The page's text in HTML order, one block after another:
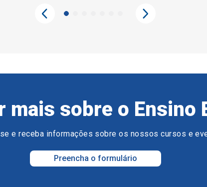
mais sobre o Ensino
e receba informações sobre os nossos cursos e
Preencha o formulário